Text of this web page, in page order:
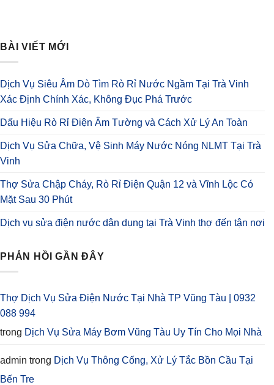
BÀI VIẾT MỚI
Dịch Vụ Siêu Âm Dò Tìm Rò Rỉ Nước Ngầm Tại Trà Vinh
Xác Định Chính Xác, Không Đục Phá Trước
Dấu Hiệu Rò Rỉ Điện Âm Tường và Cách Xử Lý An Toàn
Dịch Vụ Sửa Chữa, Vệ Sinh Máy Nước Nóng NLMT Tại Trà
Vinh
Thợ Sửa Chập Cháy, Rò Rỉ Điện Quận 12 và Vĩnh Lộc Có
Mặt Sau 30 Phút
Dịch vụ sửa điện nước dân dụng tại Trà Vinh thợ đến tận nơi
PHẢN HỒI GẦN ĐÂY
Thợ Dịch Vụ Sửa Điện Nước Tại Nhà TP Vũng Tàu | 0932
088 994
trong Dịch Vụ Sửa Máy Bơm Vũng Tàu Uy Tín Cho Mọi Nhà
admin trong Dịch Vụ Thông Cống, Xử Lý Tắc Bồn Cầu Tại
Bến Tre